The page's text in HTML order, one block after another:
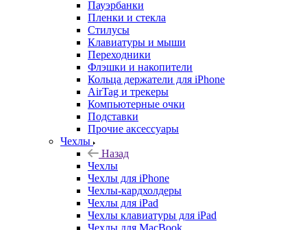
Пауэрбанки
Пленки и стекла
Стилусы
Клавиатуры и мыши
Переходники
Флэшки и накопители
Кольца держатели для iPhone
AirTag и трекеры
Компьютерные очки
Подставки
Прочие аксессуары
Чехлы
Назад
Чехлы
Чехлы для iPhone
Чехлы-кардхолдеры
Чехлы для iPad
Чехлы клавиатуры для iPad
Чехлы для MacBook